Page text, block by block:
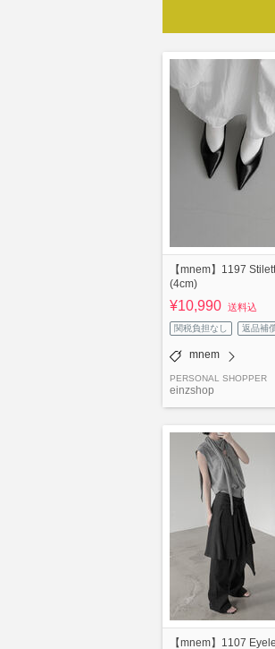
【mnem】1197
(4cm)
¥10,990 送料込
関税負担なし 返品補
mnem
PERSONAL SHOPPER
einzshop
【mnem】1107